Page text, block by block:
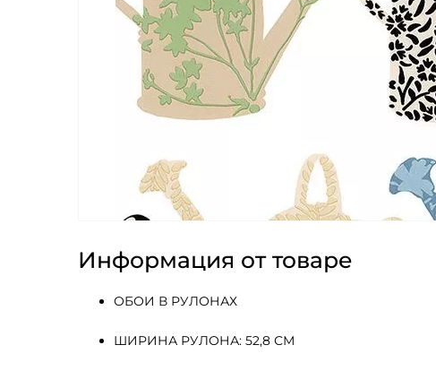
Информация от товаре
ОБОИ В РУЛОНАХ
ШИРИНА РУЛОНА: 52,8 СМ